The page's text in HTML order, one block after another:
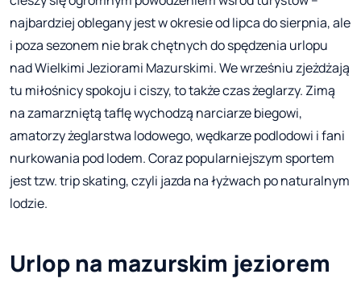
najbardziej oblegany jest w okresie od lipca do sierpnia, ale
i poza sezonem nie brak chętnych do spędzenia urlopu
nad Wielkimi Jeziorami Mazurskimi. We wrześniu zjeżdżają
tu miłośnicy spokoju i ciszy, to także czas żeglarzy. Zimą
na zamarzniętą taflę wychodzą narciarze biegowi,
amatorzy żeglarstwa lodowego, wędkarze podlodowi i fani
nurkowania pod lodem. Coraz popularniejszym sportem
jest tzw. trip skating, czyli jazda na łyżwach po naturalnym
lodzie.
Urlop na mazurskim jeziorem